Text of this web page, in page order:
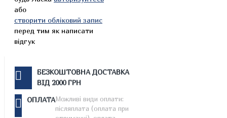
або
створити обліковий запис
перед тим як написати
відгук
БЕЗКОШТОВНА ДОСТАВКА
ВІД 2000 ГРН
ОПЛАТАМожливі види оплати:
післяплата (оплата при